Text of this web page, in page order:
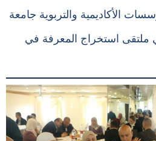
الأكاديمية والتربوية جامعة
ملتقى استخراج المعرفة في